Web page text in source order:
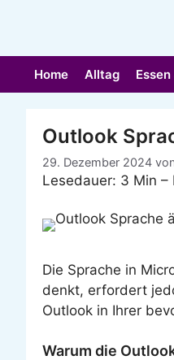
Home Alltag
Outlook
29. Dezember 2024
Lesedauer: 3 Min –
Die Sprache in
denkt, erfordert
Outlook in Ihrer
Warum die